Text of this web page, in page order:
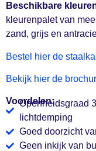
Beschikbare
kleurenpalet van
zand, grijs en
Bestel hier de
Bekijk hier de
Voordelen:
Openheidsgraad
lichtdemping
Goed doorzicht
Geen inkijk van